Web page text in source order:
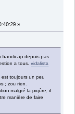
»
handicap depuis pas
a tous.vidalista
toujours un peu
; zou rien.
malgré la piqûre, il
manière de faire